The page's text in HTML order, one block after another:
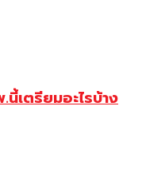
นี้เตรียมอะไรบ้าง